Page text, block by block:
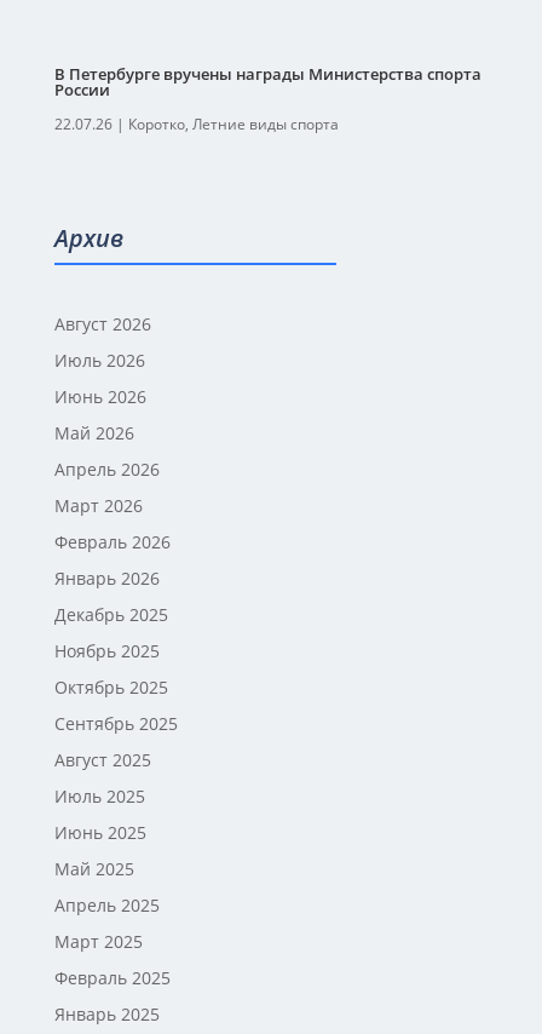
В Петербурге вручены награды Министерства спорта
России
22.07.26| Коротко, Летние виды спорта
Архив
Август 2026
Июль 2026
Июнь 2026
Май 2026
Апрель 2026
Март 2026
Февраль 2026
Январь 2026
Декабрь 2025
Ноябрь 2025
Октябрь 2025
Сентябрь 2025
Август 2025
Июль 2025
Июнь 2025
Май 2025
Апрель 2025
Март 2025
Февраль 2025
Январь 2025